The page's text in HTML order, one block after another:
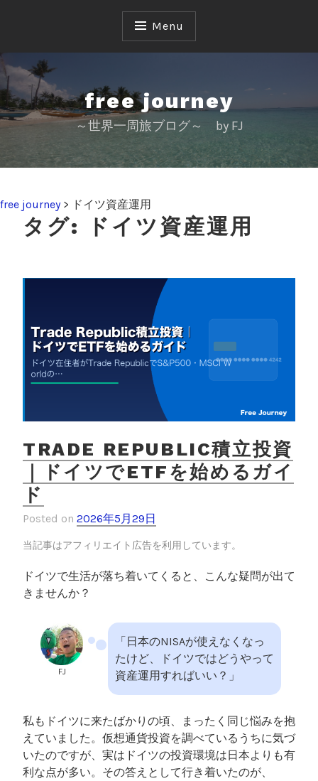
p
o
c
o
t
t
Menu
free journey
～世界一周旅ブログ～ by FJ
free journey> ドイツ資産運用
タグ: ドイツ資産運用
TRADE REPUBLIC積立投資
｜ドイツでETFを始めるガイ
ド
Posted on 2026年5月29日
当記事はアフィリエイト広告を利用しています。
ドイツで生活が落ち着いてくると、こんな疑問が出て
きませんか？
FJ
「日本のNISAが使えなくなっ
たけど、ドイツではどうやって
資産運用すればいい？」
私もドイツに来たばかりの頃、まったく同じ悩みを抱
えていました。仮想通貨投資を調べているうちに気づ
いたのですが、実はドイツの投資環境は日本よりも有
利な点が多い。その答えとして行き着いたのが、